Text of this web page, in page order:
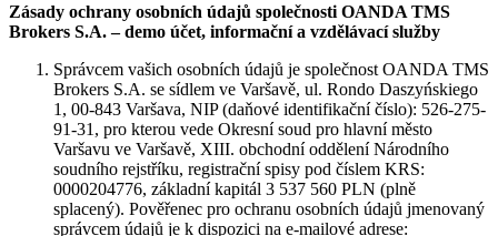
Zásady ochrany osobních údajů společnosti OANDA TMS
Brokers S.A. – demo účet, informační a vzdělávací služby
Správcem vašich osobních údajů je společnost OANDA TMS
Brokers S.A. se sídlem ve Varšavě, ul. Rondo Daszyńskiego
1, 00-843 Varšava, NIP (daňové identifikační číslo): 526-275-
91-31, pro kterou vede Okresní soud pro hlavní město
Varšavu ve Varšavě, XIII. obchodní oddělení Národního
soudního rejstříku, registrační spisy pod číslem KRS:
0000204776, základní kapitál 3 537 560 PLN (plně
splacený). Pověřenec pro ochranu osobních údajů jmenovaný
správcem údajů je k dispozici na e-mailové adrese: